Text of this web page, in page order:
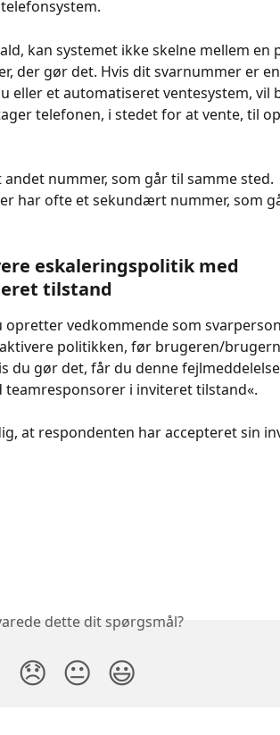
kan systemet ikke skelne mellem en
der gør det. Hvis dit svarnummer er en
eller et automatiseret ventesystem, vil
telefonen, i stedet for at vente, til
nummer, som går til samme sted.
har ofte et sekundært nummer, som
eskaleringspolitik med
tilstand
opretter vedkommende som
politikken, før brugeren/
du gør det, får du denne
i inviteret tilstand«.
at respondenten har accepteret sin
dette dit spørgsmål?
😞 😐 😃